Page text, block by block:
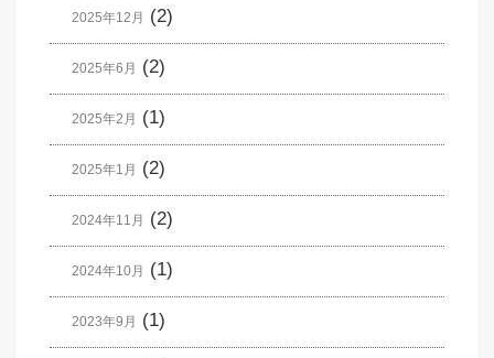
2025年12月 (2)
2025年6月 (2)
2025年2月 (1)
2025年1月 (2)
2024年11月 (2)
2024年10月 (1)
2023年9月 (1)